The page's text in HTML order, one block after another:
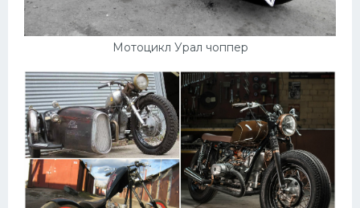
Мотоцикл Урал чоппер